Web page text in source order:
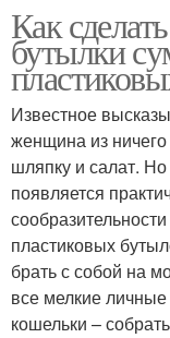
Как
бутылки
Известное
женщина из
шляпку и салат.
появляется
пластиковых
брать с собой на
все мелкие
кошельки –